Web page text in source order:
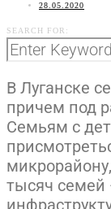
28.05.2020
SEARCH FOR:
В Луганске
причем под
Семьям с
тысяч